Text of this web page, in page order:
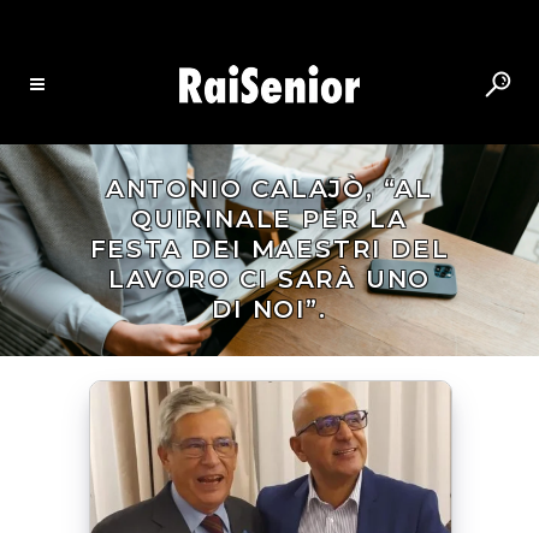
ANTONIO CALAJÒ, “AL
QUIRINALE PER LA
FESTA DEI MAESTRI DEL
LAVORO CI SARÀ UNO
DI NOI”.